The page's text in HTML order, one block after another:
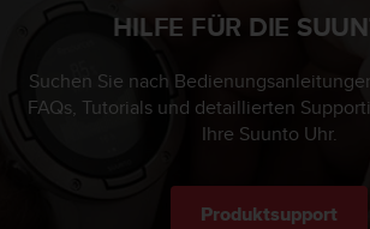
HILFE FÜR DIE
Suchen Sie nach
FAQs, Tutorials und detaillierten
Ihre Suunto Uhr.
Produktsupport